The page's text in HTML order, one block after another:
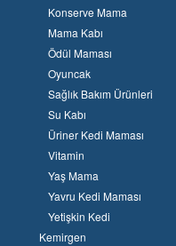
Konserve Mama
Mama Kabı
Ödül Maması
Oyuncak
Sağlık Bakım Ürünleri
Su Kabı
Üriner Kedi Maması
Vitamin
Yaş Mama
Yavru Kedi Maması
Yetişkin Kedi
Kemirgen